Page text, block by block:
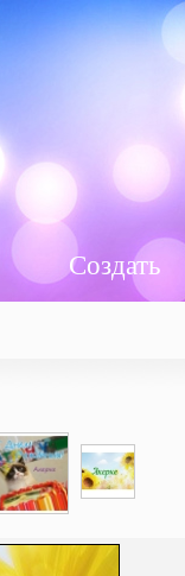
Создать